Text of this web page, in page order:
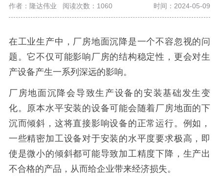
作者：隆达伟业 阅读次数：1060 时间：2024-05-09
在工业生产中，厂房地面沉降是一个不容忽视的问
题。它不仅可能影响厂房的结构稳定性，更会对生
产设备产生一系列深远的影响。
厂房地面沉降会导致生产设备的安装基础发生变
化。原本水平安装的设备可能会随着厂房地面的下
沉而倾斜，这将直接影响设备的正常运行。例如，
一些精密加工设备对于安装的水平度要求极高，即
使是微小的倾斜都可能导致加工精度下降，生产出
不合格的产品，从而给企业带来经济损失。